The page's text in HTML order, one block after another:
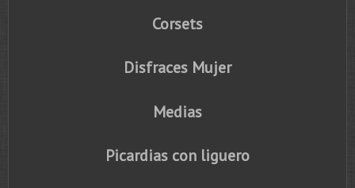
Corsets
Disfraces Mujer
Medias
Picardias con liguero